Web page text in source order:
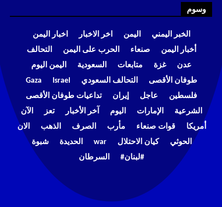
وسوم
الخبر اليمني اليمن اخر الاخبار
اخبار اليمن
أخبار اليمن
صنعاء الحرب على اليمن
التحالف
عدن
غزة متابعات السعودية
اليمن اليوم
طوفان الأقصى
التحالف السعودي Israel
Gaza
فلسطين
عاجل إيران
تداعيات طوفان الأقصى
الشرعية
الإمارات اليوم آخر الأخبار تعز
الآن
أمريكا
قوات صنعاء مأرب الصرف الذهب
الان
الحوثي
كيان الاحتلال war الحديدة
شبوة
#لبنان#
السرطان